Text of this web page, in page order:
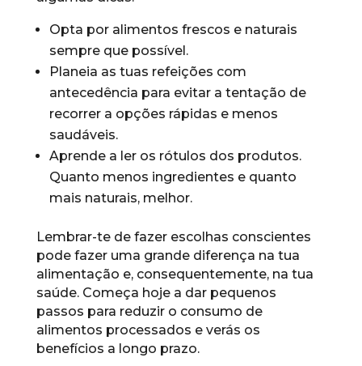
Opta por alimentos frescos e naturais
sempre que possível.
Planeia as tuas refeições com
antecedência para evitar a tentação de
recorrer a opções rápidas e menos
saudáveis.
Aprende a ler os rótulos dos produtos.
Quanto menos ingredientes e quanto
mais naturais, melhor.
Lembrar-te de fazer escolhas conscientes
pode fazer uma grande diferença na tua
alimentação e, consequentemente, na tua
saúde. Começa hoje a dar pequenos
passos para reduzir o consumo de
alimentos processados e verás os
benefícios a longo prazo.